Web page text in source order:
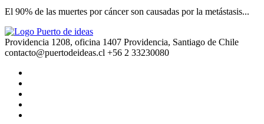
El 90% de las muertes por cáncer son causadas por la metástasis...
Providencia 1208, oficina 1407 Providencia, Santiago de Chile
contacto@puertodeideas.cl +56 2 33230080